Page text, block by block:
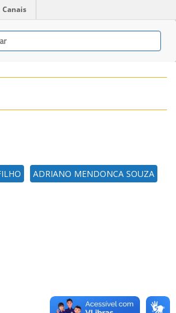
Canais
ADRIANO MENDONCA SOUZA